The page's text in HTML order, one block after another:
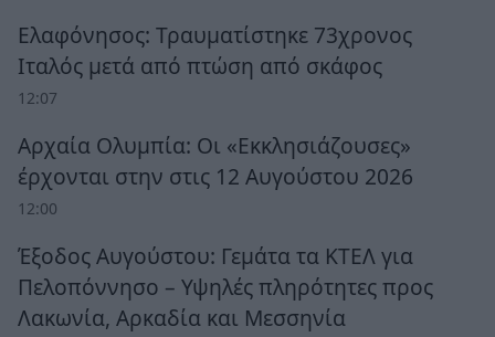
Ελαφόνησος: Τραυματίστηκε 73χρονος
Ιταλός μετά από πτώση από σκάφος
12:07
Αρχαία Ολυμπία: Οι «Εκκλησιάζουσες»
έρχονται στην στις 12 Αυγούστου 2026
12:00
Έξοδος Αυγούστου: Γεμάτα τα ΚΤΕΛ για
Πελοπόννησο – Υψηλές πληρότητες προς
Λακωνία, Αρκαδία και Μεσσηνία